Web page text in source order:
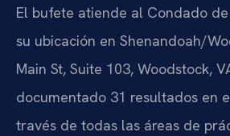
El bufete atiende al Condado
su ubicación en Shenandoah/
Main St, Suite 103, Woodstock,
documentado 31 resultados en
través de todas las áreas de